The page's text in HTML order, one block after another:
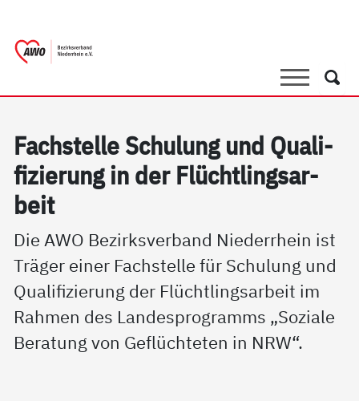
SucheSuche
Fach­s­tel­le Schu­lung und Qua­li­
fi­zie­rung in der Flücht­lings­ar­
beit
Die AWO Bezirksverband Niederrhein ist
Träger einer Fachstelle für Schulung und
Qualifizierung der Flüchtlingsarbeit im
Rahmen des Landesprogramms „Soziale
Beratung von Geflüchteten in NRW“.